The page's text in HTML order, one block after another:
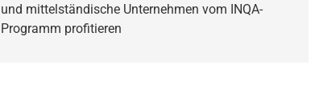
und mittelständische Unternehmen vom INQA-
Programm profitieren